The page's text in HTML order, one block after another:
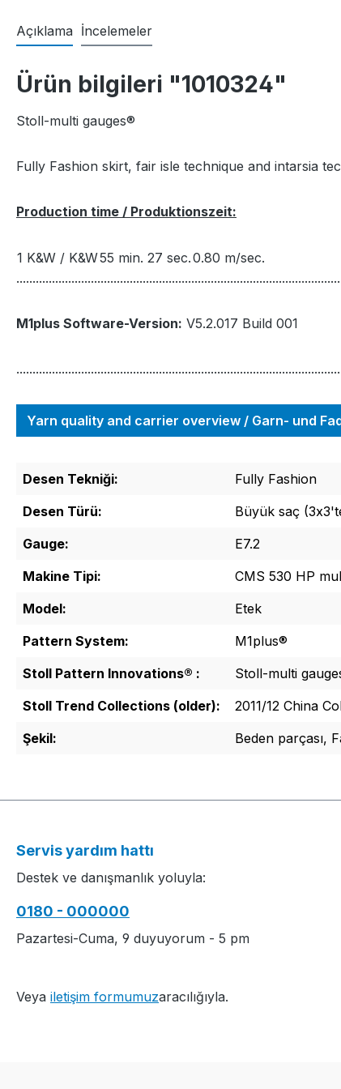
Açıklama İncelemeler
Ürün bilgileri "1010324"
Stoll-multi gauges®
Fully Fashion skirt, fair isle technique and intarsia
Production time / Produktionszeit:
1 K&W / K&W55 min. 27 sec.0.80 m/sec.
M1plus Software-Version: V5.2.017 Build 001
Yarn quality and carrier overview / Garn- und
Desen Tekniği:
Fully Fashion
Desen Türü:
Büyük saç
Gauge:
E7.2
Makine Tipi:
CMS 530 HP
Model:
Etek
Pattern System:
M1plus®
Stoll Pattern Innovations® :
Stoll-multi
Stoll Trend Collections (older):
2011/12 China
Şekil:
Beden parçası,
Servis yardım hattı
Destek ve danışmanlık yoluyla:
0180 - 000000
Pazartesi-Cuma, 9 duyuyorum - 5 pm
Veya iletişim formumuzaracılığıyla.